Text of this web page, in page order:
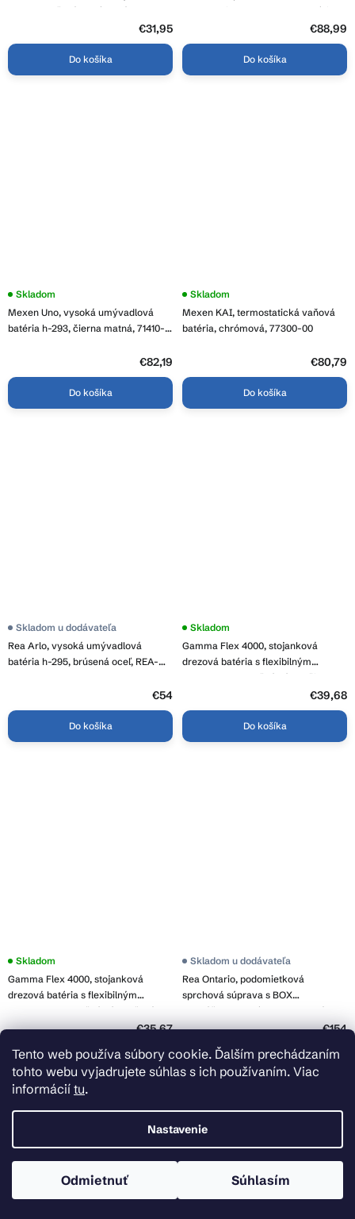
Tento web používa súbory cookie. Ďalším prechádzaním
tohto webu vyjadrujete súhlas s ich používaním. Viac
informácií tu.
Nastavenie
Odmietnuť Súhlasím
ramenom, šedá-chrómová, GMA-
€31,95
Do košíka
termostatickou sprchovou batériou,
€88,99
Do košíka
Mexen Uno, vysoká umývadlová
batéria h-293, čierna matná, 71410-
Priemerné
produktu
je
Skladom
€82,19
Do košíka
Mexen KAI, termostatická vaňová
batéria, chrómová, 77300-00
Skladom
€80,79
Do košíka
Rea Arlo, vysoká umývadlová
batéria h-295, brúsená oceľ, REA-
Skladom u dodávateľa
€54
Do košíka
Gamma Flex 4000, stojanková
drezová batéria s flexibilným
ramenom, 2-funkčný výtok, čierna-
grafitová, GMA-BFX-4000GM
Skladom
€39,68
Do košíka
Gamma Flex 4000, stojanková
drezová batéria s flexibilným
ramenom, 2-funkčný výtok, šedá-
chróm, GMA-BFX-4000G
Skladom
€35,67
Do košíka
Rea Ontario, podomietková
sprchová súprava s BOX
montážnym systémom, medená
matná, REA-P5650
Skladom u dodávateľa
€154
Do košíka